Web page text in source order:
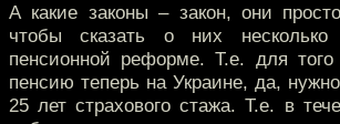
А какие законы – закон, они
чтобы сказать о них
пенсионной реформе. Т.е. для
пенсию теперь на Украине, да,
25 лет страхового стажа. Т.е. в